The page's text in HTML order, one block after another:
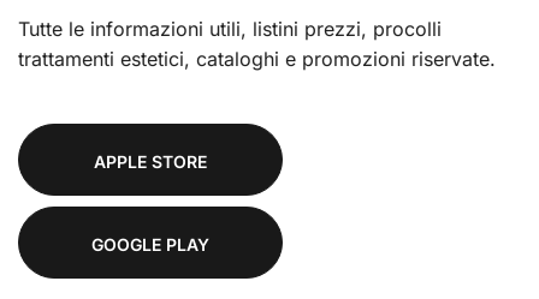
Tutte le informazioni utili, listini prezzi, procolli
trattamenti estetici, cataloghi e promozioni riservate.
APPLE STORE
GOOGLE PLAY